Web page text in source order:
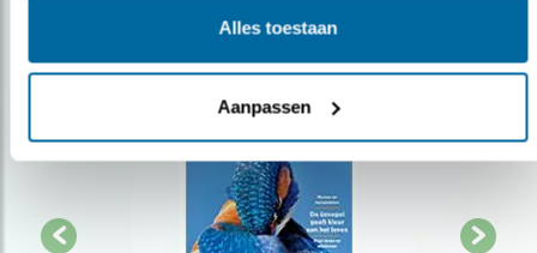
Alles toestaan
Aanpassen